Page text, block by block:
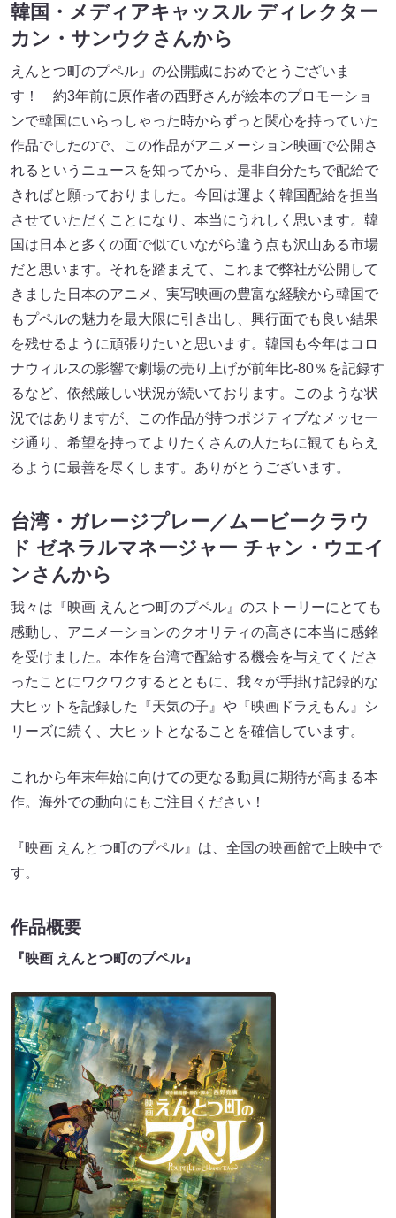
韓国・メディアキャッスル ディレクター
カン・サンウクさんから
えんとつ町のプペル」の公開誠におめでとうございま
す！ 約3年前に原作者の西野さんが絵本のプロモーショ
ンで韓国にいらっしゃった時からずっと関心を持っていた
作品でしたので、この作品がアニメーション映画で公開さ
れるというニュースを知ってから、是非自分たちで配給で
きればと願っておりました。今回は運よく韓国配給を担当
させていただくことになり、本当にうれしく思います。韓
国は日本と多くの面で似ていながら違う点も沢山ある市場
だと思います。それを踏まえて、これまで弊社が公開して
きました日本のアニメ、実写映画の豊富な経験から韓国で
もプペルの魅力を最大限に引き出し、興行面でも良い結果
を残せるように頑張りたいと思います。韓国も今年はコロ
ナウィルスの影響で劇場の売り上げが前年比‐80％を記録す
るなど、依然厳しい状況が続いております。このような状
況ではありますが、この作品が持つポジティブなメッセー
ジ通り、希望を持ってよりたくさんの人たちに観てもらえ
るように最善を尽くします。ありがとうございます。
台湾・ガレージプレー／ムービークラウ
ド ゼネラルマネージャー チャン・ウエイ
ンさんから
我々は『映画 えんとつ町のプペル』のストーリーにとても
感動し、アニメーションのクオリティの高さに本当に感銘
を受けました。本作を台湾で配給する機会を与えてくださ
ったことにワクワクするとともに、我々が手掛け記録的な
大ヒットを記録した『天気の子』や『映画ドラえもん』シ
リーズに続く、大ヒットとなることを確信しています。
これから年末年始に向けての更なる動員に期待が高まる本
作。海外での動向にもご注目ください！
『映画 えんとつ町のプペル』は、全国の映画館で上映中で
す。
作品概要
『映画 えんとつ町のプペル』